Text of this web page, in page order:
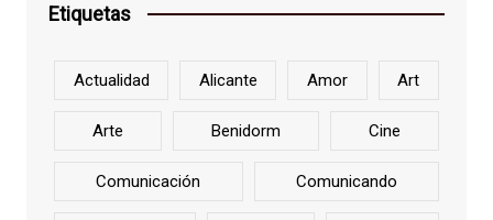
Etiquetas
Actualidad Alicante Amor Art
Arte Benidorm Cine
Comunicación Comunicando